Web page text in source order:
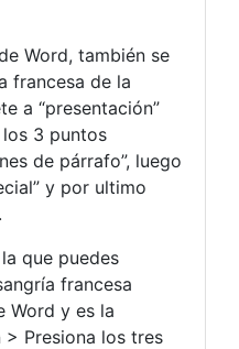
Word, también se
francesa de la
a “presentación”
3 puntos
de párrafo”, luego
y por ultimo
que puedes
francesa
Word y es la
> Presiona los tres